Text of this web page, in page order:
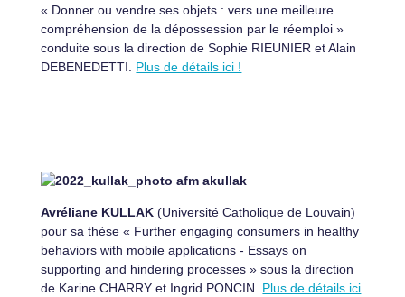
« Donner ou vendre ses objets : vers une meilleure
compréhension de la dépossession par le réemploi »
conduite sous la direction de Sophie RIEUNIER et Alain
DEBENEDETTI. Plus de détails ici !
Avréliane KULLAK(Université Catholique de Louvain)
pour sa thèse « Further engaging consumers in healthy
behaviors with mobile applications - Essays on
supporting and hindering processes » sous la direction
de Karine CHARRY et Ingrid PONCIN. Plus de détails ici